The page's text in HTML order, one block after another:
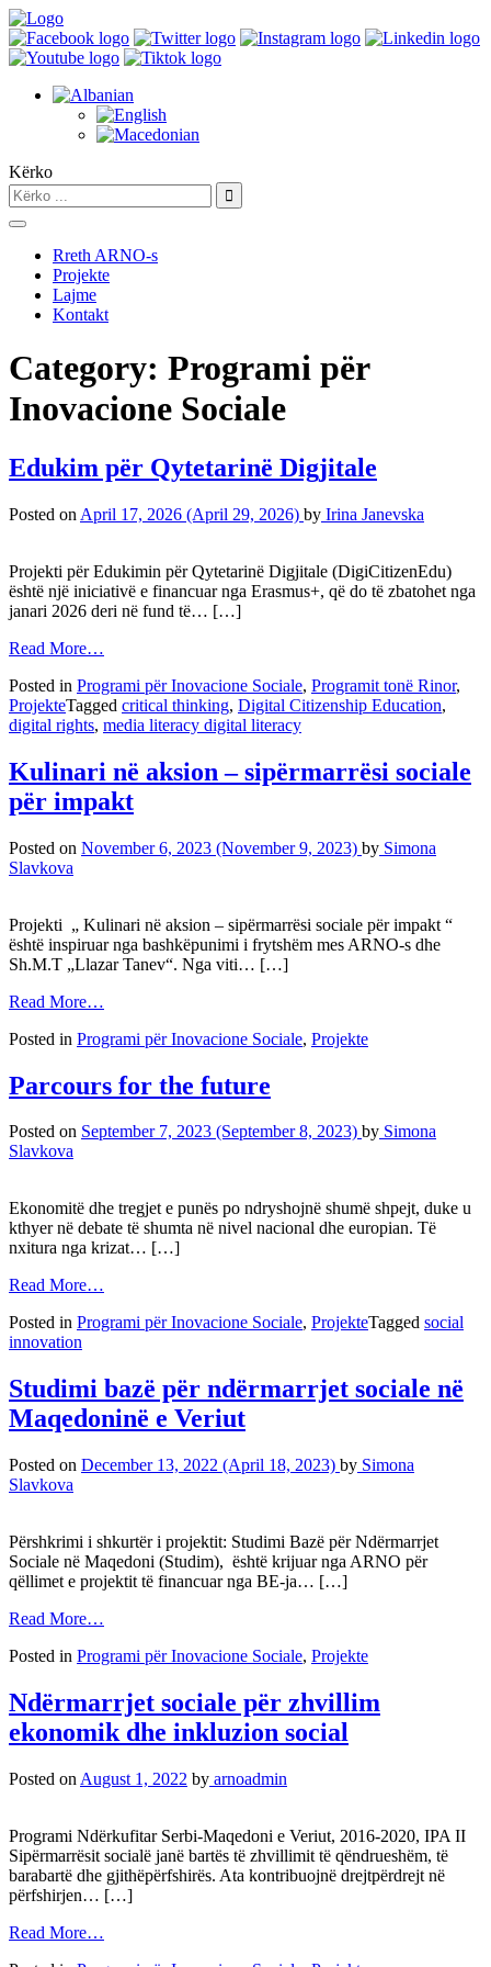
Kërko
Rreth ARNO-s
Projekte
Lajme
Kontakt
Category: Programi për
Inovacione Sociale
Edukim për Qytetarinë Digjitale
Posted on April 17, 2026 (April 29, 2026) by Irina Janevska
Projekti për Edukimin për Qytetarinë Digjitale (DigiCitizenEdu)
është një iniciativë e financuar nga Erasmus+, që do të zbatohet nga
janari 2026 deri në fund të… […]
Read More…
Posted in Programi për Inovacione Sociale, Programit tonë Rinor,
ProjekteTagged critical thinking, Digital Citizenship Education,
digital rights, media literacy digital literacy
Kulinari në aksion – sipërmarrësi sociale
për impakt
Posted on November 6, 2023 (November 9, 2023) by Simona
Slavkova
Projekti „ Kulinari në aksion – sipërmarrësi sociale për impakt “
është inspiruar nga bashkëpunimi i frytshëm mes ARNO-s dhe
Sh.M.T „Llazar Tanev“. Nga viti… […]
Read More…
Posted in Programi për Inovacione Sociale, Projekte
Parcours for the future
Posted on September 7, 2023 (September 8, 2023) by Simona
Slavkova
Ekonomitë dhe tregjet e punës po ndryshojnë shumë shpejt, duke u
kthyer në debate të shumta në nivel nacional dhe europian. Të
nxitura nga krizat… […]
Read More…
Posted in Programi për Inovacione Sociale, ProjekteTagged social
innovation
Studimi bazë për ndërmarrjet sociale në
Maqedoninë e Veriut
Posted on December 13, 2022 (April 18, 2023) by Simona
Slavkova
Përshkrimi i shkurtër i projektit: Studimi Bazë për Ndërmarrjet
Sociale në Maqedoni (Studim), është krijuar nga ARNO për
qëllimet e projektit të financuar nga BE-ja… […]
Read More…
Posted in Programi për Inovacione Sociale, Projekte
Ndërmarrjet sociale për zhvillim
ekonomik dhe inkluzion social
Posted on August 1, 2022 by arnoadmin
Programi Ndërkufitar Serbi-Maqedoni e Veriut, 2016-2020, IPA II
Sipërmarrësit socialë janë bartës të zhvillimit të qëndrueshëm, të
barabartë dhe gjithëpërfshirës. Ata kontribuojnë drejtpërdrejt në
përfshirjen… […]
Read More…